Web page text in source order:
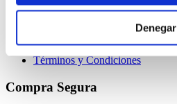
Denegar
Servicio al cliente
¿Cómo comprar por internet?
Términos y Condiciones
Compra Segura